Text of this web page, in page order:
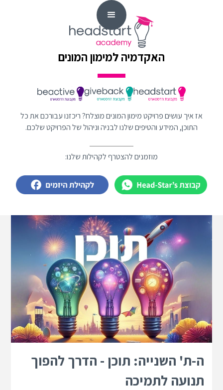
האקדמיה למימון המונים
אז איך עושים פרויקט מימון המונים מוצלח? ריכזנו עבורכם את כל
התוכן, המידע והטיפים שלנו לבניה וניהול של הפרויקט שלכם.
מוזמנים להצטרף לקהילות שלנו:
ה-ת' השנייה: תוכן - הדרך להפוך
תנועה לתמיכה